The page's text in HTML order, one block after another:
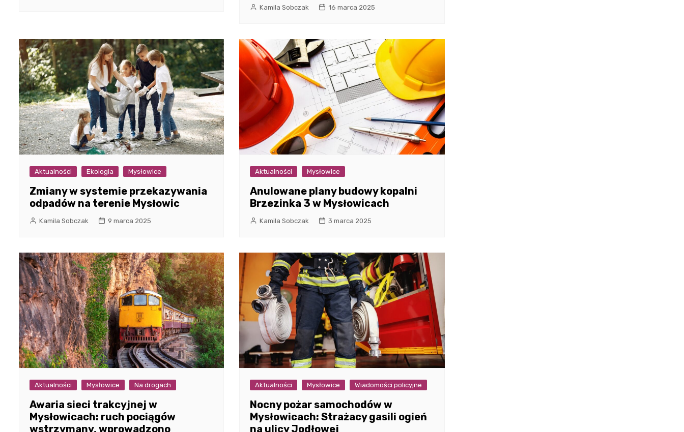
Kamila Sobczak 16 marca 2025
Aktualności Ekologia Mysłowice
Zmiany w systemie przekazywania
odpadów na terenie Mysłowic
Kamila Sobczak 9 marca 2025
Aktualności Mysłowice
Anulowane plany budowy kopalni
Brzezinka 3 w Mysłowicach
Kamila Sobczak 3 marca 2025
Aktualności Mysłowice Na drogach
Awaria sieci trakcyjnej w
Mysłowicach: ruch pociągów
wstrzymany, wprowadzono
Aktualności Mysłowice Wiadomości policyjne
Nocny pożar samochodów w
Mysłowicach: Strażacy gasili ogień
na ulicy Jodłowej